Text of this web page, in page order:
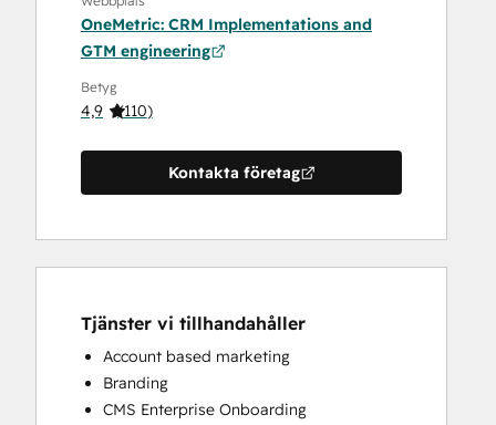
OneMetric: CRM Implementations and
GTM engineering
Betyg
4,9 (110)
Kontakta företag
Tjänster vi tillhandahåller
Account based marketing
Branding
CMS Enterprise Onboarding